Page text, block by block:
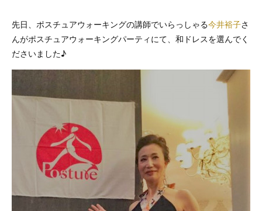
先日、ポスチュアウォーキングの講師でいらっしゃる今井裕子さ
んがポスチュアウォーキングパーティにて、和ドレスを選んでく
ださいました♪